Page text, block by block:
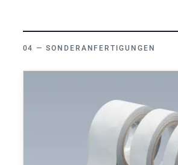
SONDERANFERTIGUNGEN